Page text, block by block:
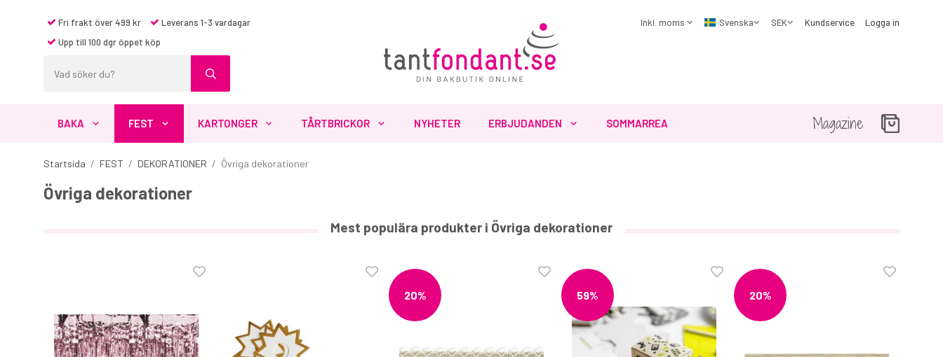
Fri frakt över 499 kr
Leverans 1-3 vardagar
Upp till 100 dgr öppet köp
Kundservice Logga in
BAKA FEST KARTONGER TÅRTBRICKOR NYHETER ERBJUDANDEN SOMMARREA Magazine
Startsida / FEST / DEKORATIONER / Övriga dekorationer
Övriga dekorationer
Mest populära produkter i Övriga dekorationer
20% 59% 20%